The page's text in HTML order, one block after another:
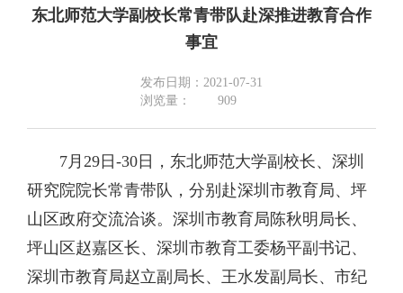
东北师范大学副校长常青带队赴深推进教育合作
事宜
发布日期：2021-07-31
浏览量：
909
7月29日-30日，东北师范大学副校长、深圳
研究院院长常青带队，分别赴深圳市教育局、坪
山区政府交流洽谈。深圳市教育局陈秋明局长、
坪山区赵嘉区长、深圳市教育工委杨平副书记、
深圳市教育局赵立副局长、王水发副局长、市纪